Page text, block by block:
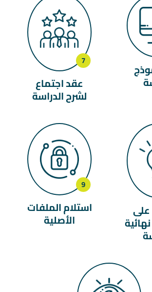
عقد اجتماع
لشرح الدراسة
استلام الملفات
الأصلية